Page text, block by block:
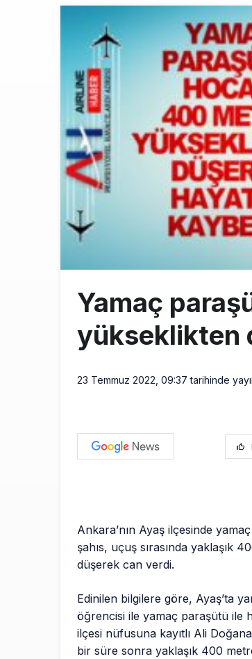
14:00
13:00
12:00
11:00
Yamaç
yükseklikten
23 Temmuz 2022, 09:37 tarihinde
Ankara’nın Ayaş ilçesinde
şahıs, uçuş sırasında yaklaşık
düşerek can verdi.
Edinilen bilgilere göre, Ayaş’ta
öğrencisi ile yamaç paraşütü ile
ilçesi nüfusuna kayıtlı Ali
bir süre sonra yaklaşık 400